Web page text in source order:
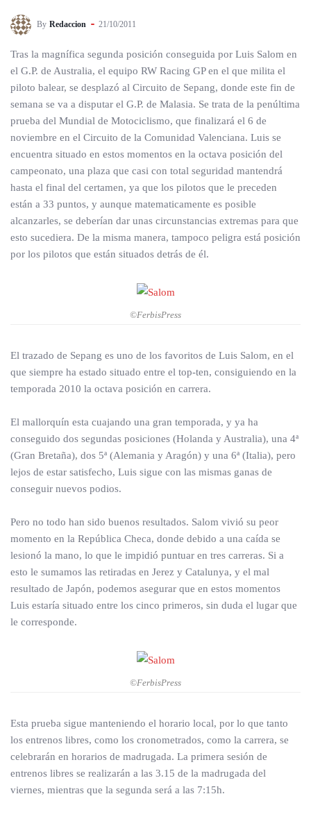
By Redaccion 21/10/2011
Tras la magnífica segunda posición conseguida por Luis Salom en
el G.P. de Australia, el equipo RW Racing GP en el que milita el
piloto balear, se desplazó al Circuito de Sepang, donde este fin de
semana se va a disputar el G.P. de Malasia. Se trata de la penúltima
prueba del Mundial de Motociclismo, que finalizará el 6 de
noviembre en el Circuito de la Comunidad Valenciana. Luis se
encuentra situado en estos momentos en la octava posición del
campeonato, una plaza que casi con total seguridad mantendrá
hasta el final del certamen, ya que los pilotos que le preceden
están a 33 puntos, y aunque matematicamente es posible
alcanzarles, se deberían dar unas circunstancias extremas para que
esto sucediera. De la misma manera, tampoco peligra está posición
por los pilotos que están situados detrás de él.
©FerbisPress
El trazado de Sepang es uno de los favoritos de Luis Salom, en el
que siempre ha estado situado entre el top-ten, consiguiendo en la
temporada 2010 la octava posición en carrera.
El mallorquín esta cuajando una gran temporada, y ya ha
conseguido dos segundas posiciones (Holanda y Australia), una 4ª
(Gran Bretaña), dos 5ª (Alemania y Aragón) y una 6ª (Italia), pero
lejos de estar satisfecho, Luis sigue con las mismas ganas de
conseguir nuevos podios.
Pero no todo han sido buenos resultados. Salom vivió su peor
momento en la República Checa, donde debido a una caída se
lesionó la mano, lo que le impidió puntuar en tres carreras. Si a
esto le sumamos las retiradas en Jerez y Catalunya, y el mal
resultado de Japón, podemos asegurar que en estos momentos
Luis estaría situado entre los cinco primeros, sin duda el lugar que
le corresponde.
©FerbisPress
Esta prueba sigue manteniendo el horario local, por lo que tanto
los entrenos libres, como los cronometrados, como la carrera, se
celebrarán en horarios de madrugada. La primera sesión de
entrenos libres se realizarán a las 3.15 de la madrugada del
viernes, mientras que la segunda será a las 7:15h.